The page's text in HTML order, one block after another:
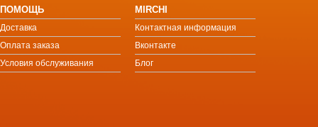
ПОМОЩЬ
Доставка
Оплата заказа
Условия обслуживания
MIRCHI
Контактная информация
Вконтакте
Блог